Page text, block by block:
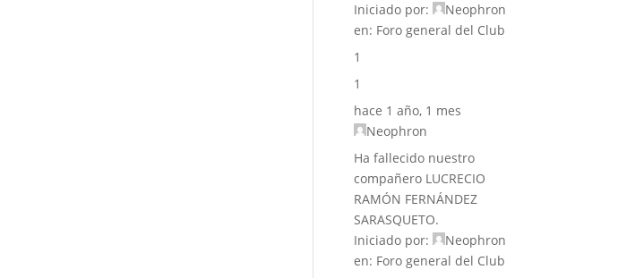
Iniciado por:
Neophron
en: Foro general del Club
1
1
hace 1 año, 1 mes
Neophron
Ha fallecido nuestro
compañero LUCRECIO
RAMÓN FERNÁNDEZ
SARASQUETO.
Iniciado por:
Neophron
en: Foro general del Club